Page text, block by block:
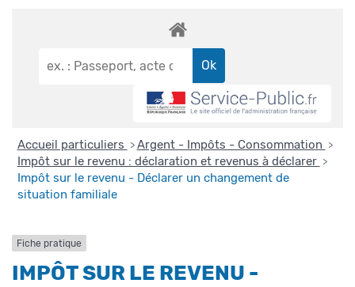
Accueil particuliers > Argent - Impôts - Consommation >
Impôt sur le revenu : déclaration et revenus à déclarer >
Impôt sur le revenu - Déclarer un changement de
situation familiale
Fiche pratique
IMPÔT SUR LE REVENU -